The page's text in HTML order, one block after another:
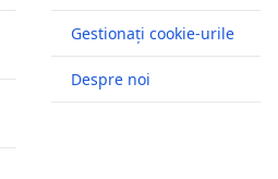
Gestionați cookie-urile
Despre noi